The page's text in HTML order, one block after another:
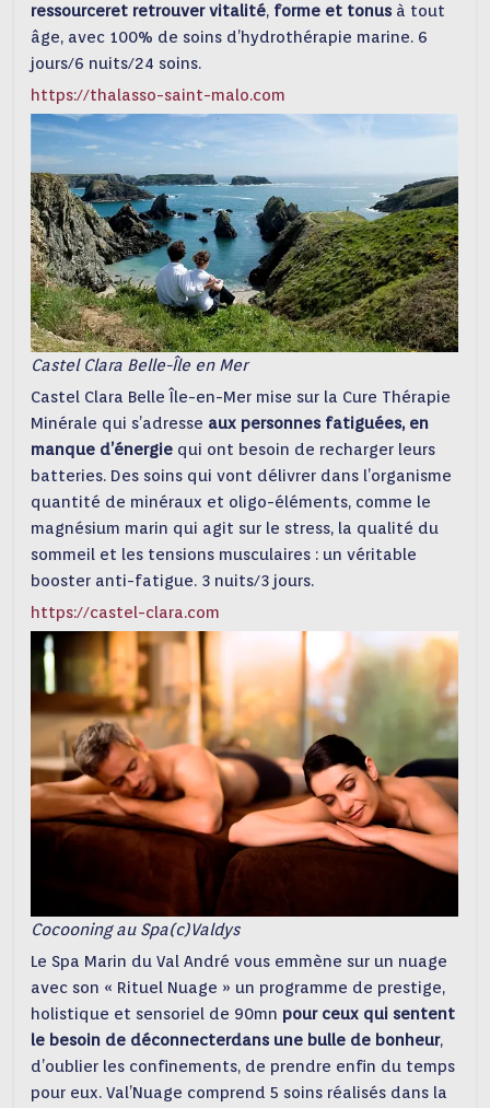
ressourceret retrouver vitalité, forme et tonus à tout
âge, avec 100% de soins d’hydrothérapie marine. 6
jours/6 nuits/24 soins.
https://thalasso-saint-malo.com
Castel Clara Belle-Île en Mer
Castel Clara Belle Île-en-Mer mise sur la Cure Thérapie
Minérale qui s’adresse aux personnes fatiguées, en
manque d’énergie qui ont besoin de recharger leurs
batteries. Des soins qui vont délivrer dans l’organisme
quantité de minéraux et oligo-éléments, comme le
magnésium marin qui agit sur le stress, la qualité du
sommeil et les tensions musculaires : un véritable
booster anti-fatigue. 3 nuits/3 jours.
https://castel-clara.com
Cocooning au Spa(c)Valdys
Le Spa Marin du Val André vous emmène sur un nuage
avec son « Rituel Nuage » un programme de prestige,
holistique et sensoriel de 90mn pour ceux qui sentent
le besoin de déconnecterdans une bulle de bonheur,
d’oublier les confinements, de prendre enfin du temps
pour eux. Val’Nuage comprend 5 soins réalisés dans la